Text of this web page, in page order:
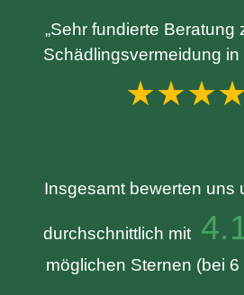
„Sehr fundierte Beratung
Schädlingsvermeidung in
Insgesamt bewerten uns
durchschnittlich mit
möglichen Sternen (bei